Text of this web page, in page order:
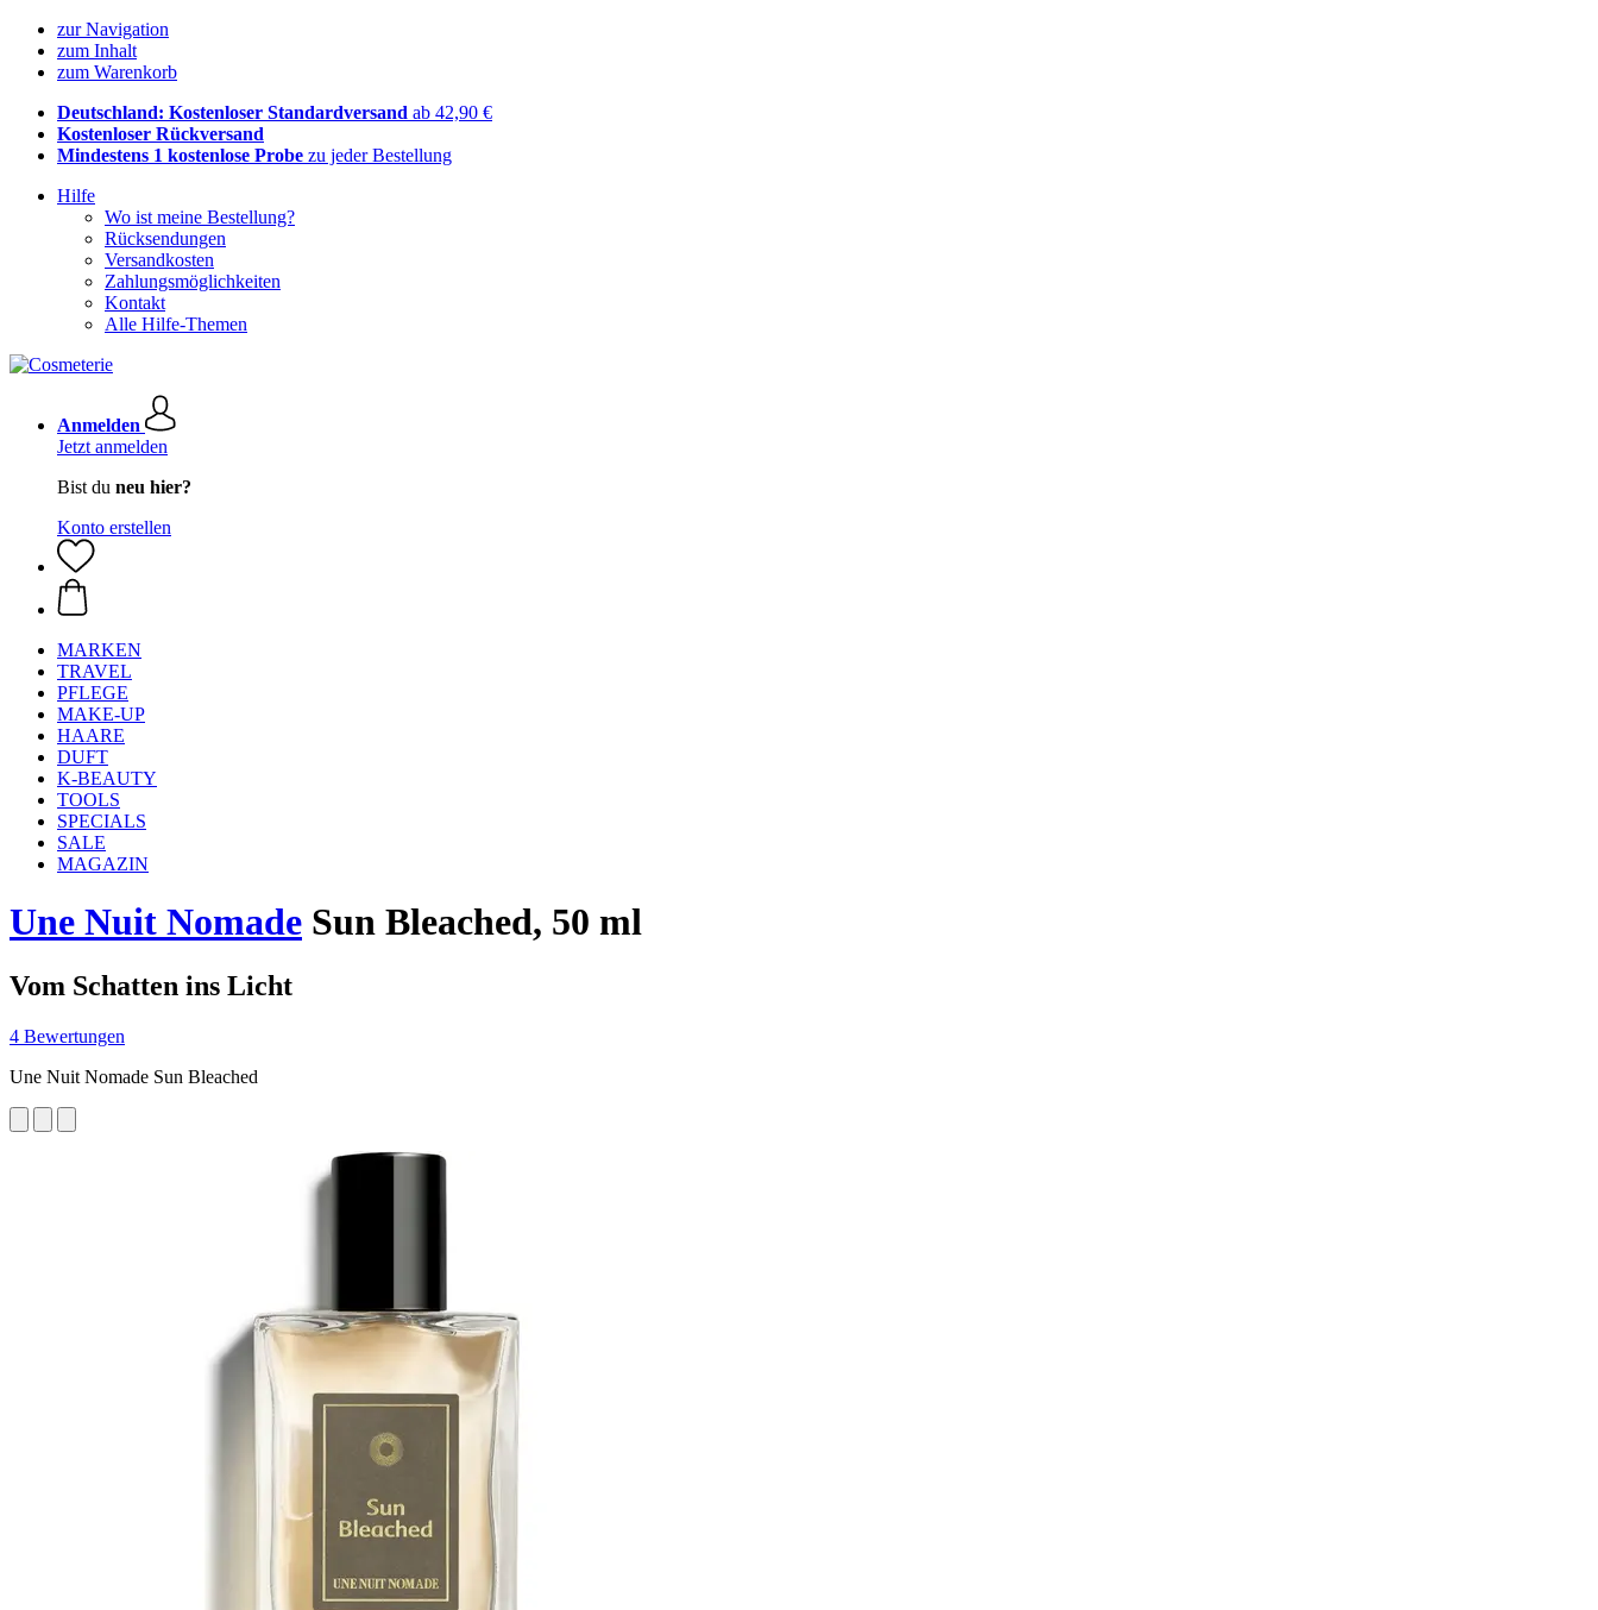
zur Navigation
zum Inhalt
zum Warenkorb
Deutschland: Kostenloser Standardversand ab 42,90 €
Kostenloser Rückversand
Mindestens 1 kostenlose Probe zu jeder Bestellung
Hilfe
Wo ist meine Bestellung?
Rücksendungen
Versandkosten
Zahlungsmöglichkeiten
Kontakt
Alle Hilfe-Themen
Anmelden
Jetzt anmelden
Bist du neu hier?
Konto erstellen
MARKEN
TRAVEL
PFLEGE
MAKE-UP
HAARE
DUFT
K-BEAUTY
TOOLS
SPECIALS
SALE
MAGAZIN
Une Nuit Nomade Sun Bleached, 50 ml
Vom Schatten ins Licht
4 Bewertungen
Une Nuit Nomade Sun Bleached